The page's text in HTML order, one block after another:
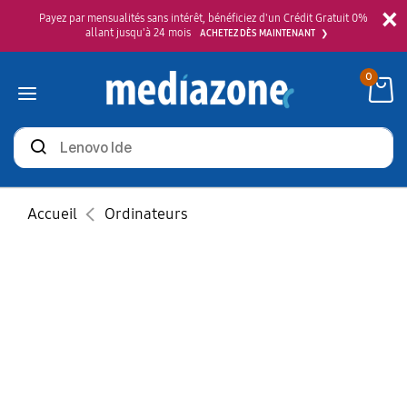
×
Payez par mensualités sans intérêt, bénéficiez d'un Crédit Gratuit 0%
allant jusqu'à 24 mois
ACHETEZ DÈS MAINTENANT
Rechercher
des
produits
0
Accueil Ordinateurs